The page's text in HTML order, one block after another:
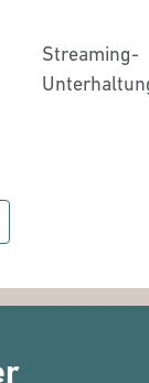
Streaming-